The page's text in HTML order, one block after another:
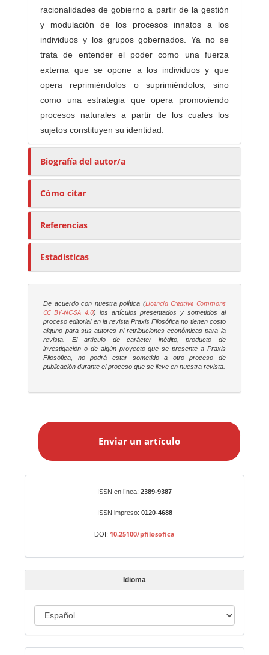
racionalidades de gobierno a partir de la gestión
y modulación de los procesos innatos a los
individuos y los grupos gobernados. Ya no se
trata de entender el poder como una fuerza
externa que se opone a los individuos y que
opera reprimiéndolos o suprimiéndolos, sino
como una estrategia que opera promoviendo
procesos naturales a partir de los cuales los
sujetos constituyen su identidad.
Biografía del autor/a
Cómo citar
Referencias
Estadísticas
De acuerdo con nuestra política (Licencia Creative Commons
CC BY-NC-SA 4.0) los artículos presentados y sometidos al
proceso editorial en la revistaPraxis Filosófica no tienen costo
alguno para sus autores ni retribuciones económicas para la
revista. El artículo de carácter inédito, producto de
investigación o de algún proyecto que se presente a Praxis
Filosófica , no podrá estar sometido a otro proceso de
publicación durante el proceso que se lleve en nuestra revista.
a
t
í
o
Enviar un artículo
ISSN en línea: 2389-9387
ISSN impreso: 0120-4688
DOI: 10.25100/pfilosofica
Idioma
d